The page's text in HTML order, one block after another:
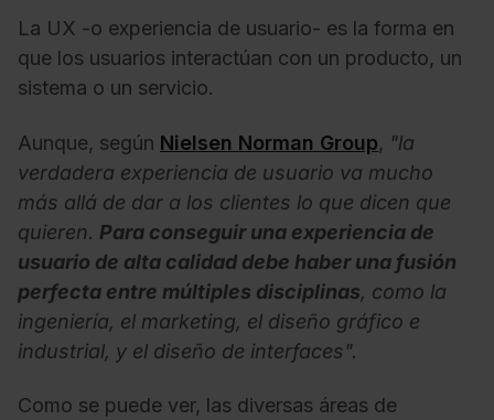
La UX -o experiencia de usuario- es la forma en
que los usuarios interactúan con un producto, un
sistema o un servicio.
Aunque, según Nielsen Norman Group, "la
verdadera experiencia de usuario va mucho
más allá de dar a los clientes lo que dicen que
quieren. Para conseguir una experiencia de
usuario de alta calidad debe haber una fusión
perfecta entre múltiples disciplinas, como la
ingeniería, el marketing, el diseño gráfico e
industrial, y el diseño de interfaces".
Como se puede ver, las diversas áreas de